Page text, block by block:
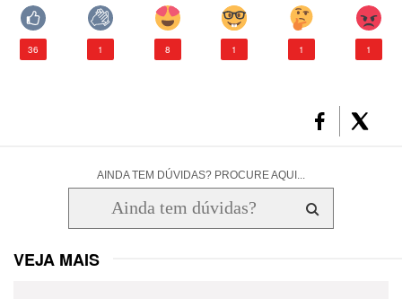
36 1 8 1 1 1
AINDA TEM DÚVIDAS? PROCURE AQUI...
VEJA MAIS